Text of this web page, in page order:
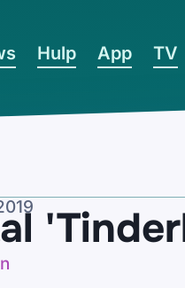
Hulp App TV